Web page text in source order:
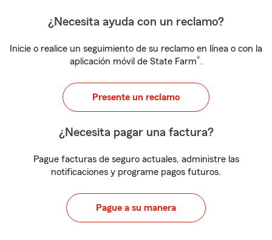
¿Necesita ayuda con un reclamo?
Inicie o realice un seguimiento de su reclamo en línea o con la
aplicación móvil de State Farm®.
Presente un reclamo
¿Necesita pagar una factura?
Pague facturas de seguro actuales, administre las
notificaciones y programe pagos futuros.
Pague a su manera